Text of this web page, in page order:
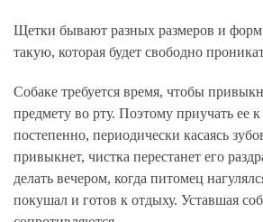
Щетки бывают разных размеров и
такую, которая будет свободно
Собаке требуется время, чтобы
предмету во рту. Поэтому приучать ее
постепенно, периодически касаясь
привыкнет, чистка перестанет его
делать вечером, когда питомец
покушал и готов к отдыху. Уставшая